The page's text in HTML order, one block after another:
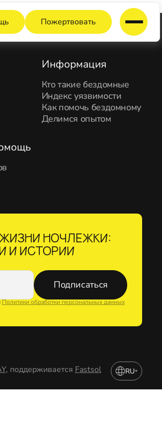
Пожертвовать
Информация
Кто такие бездомные
Индекс уязвимости
Как помочь бездомному
Делимся опытом
НОЧЛЕЖКИ:
И ИСТОРИИ
Подписаться
Политики обработки персональных данных
, поддерживается Fastsol RU